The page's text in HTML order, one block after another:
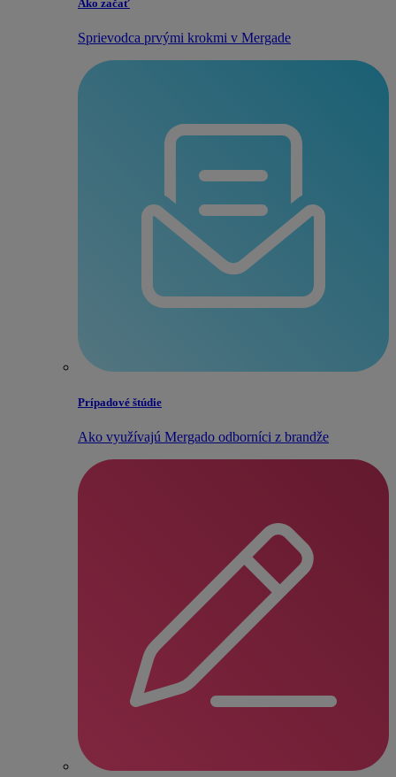
Ako začať
Sprievodca prvými krokmi v Mergade
Prípadové štúdie
Ako využívajú Mergado odborníci z brandže